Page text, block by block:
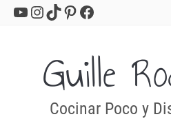
YouTube
Instagram
TikTok
Pinterest
Facebook
Guille
Cocinar Poco y